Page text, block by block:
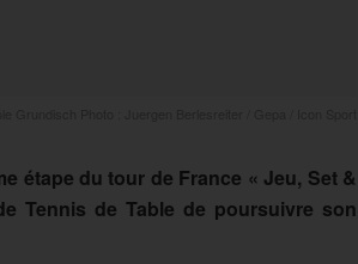
étape du tour de France « Jeu, Set &
Tennis de Table de poursuivre son